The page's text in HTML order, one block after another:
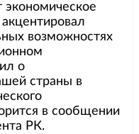
экономическое
возможностях
о
страны в
в сообщении
РК.